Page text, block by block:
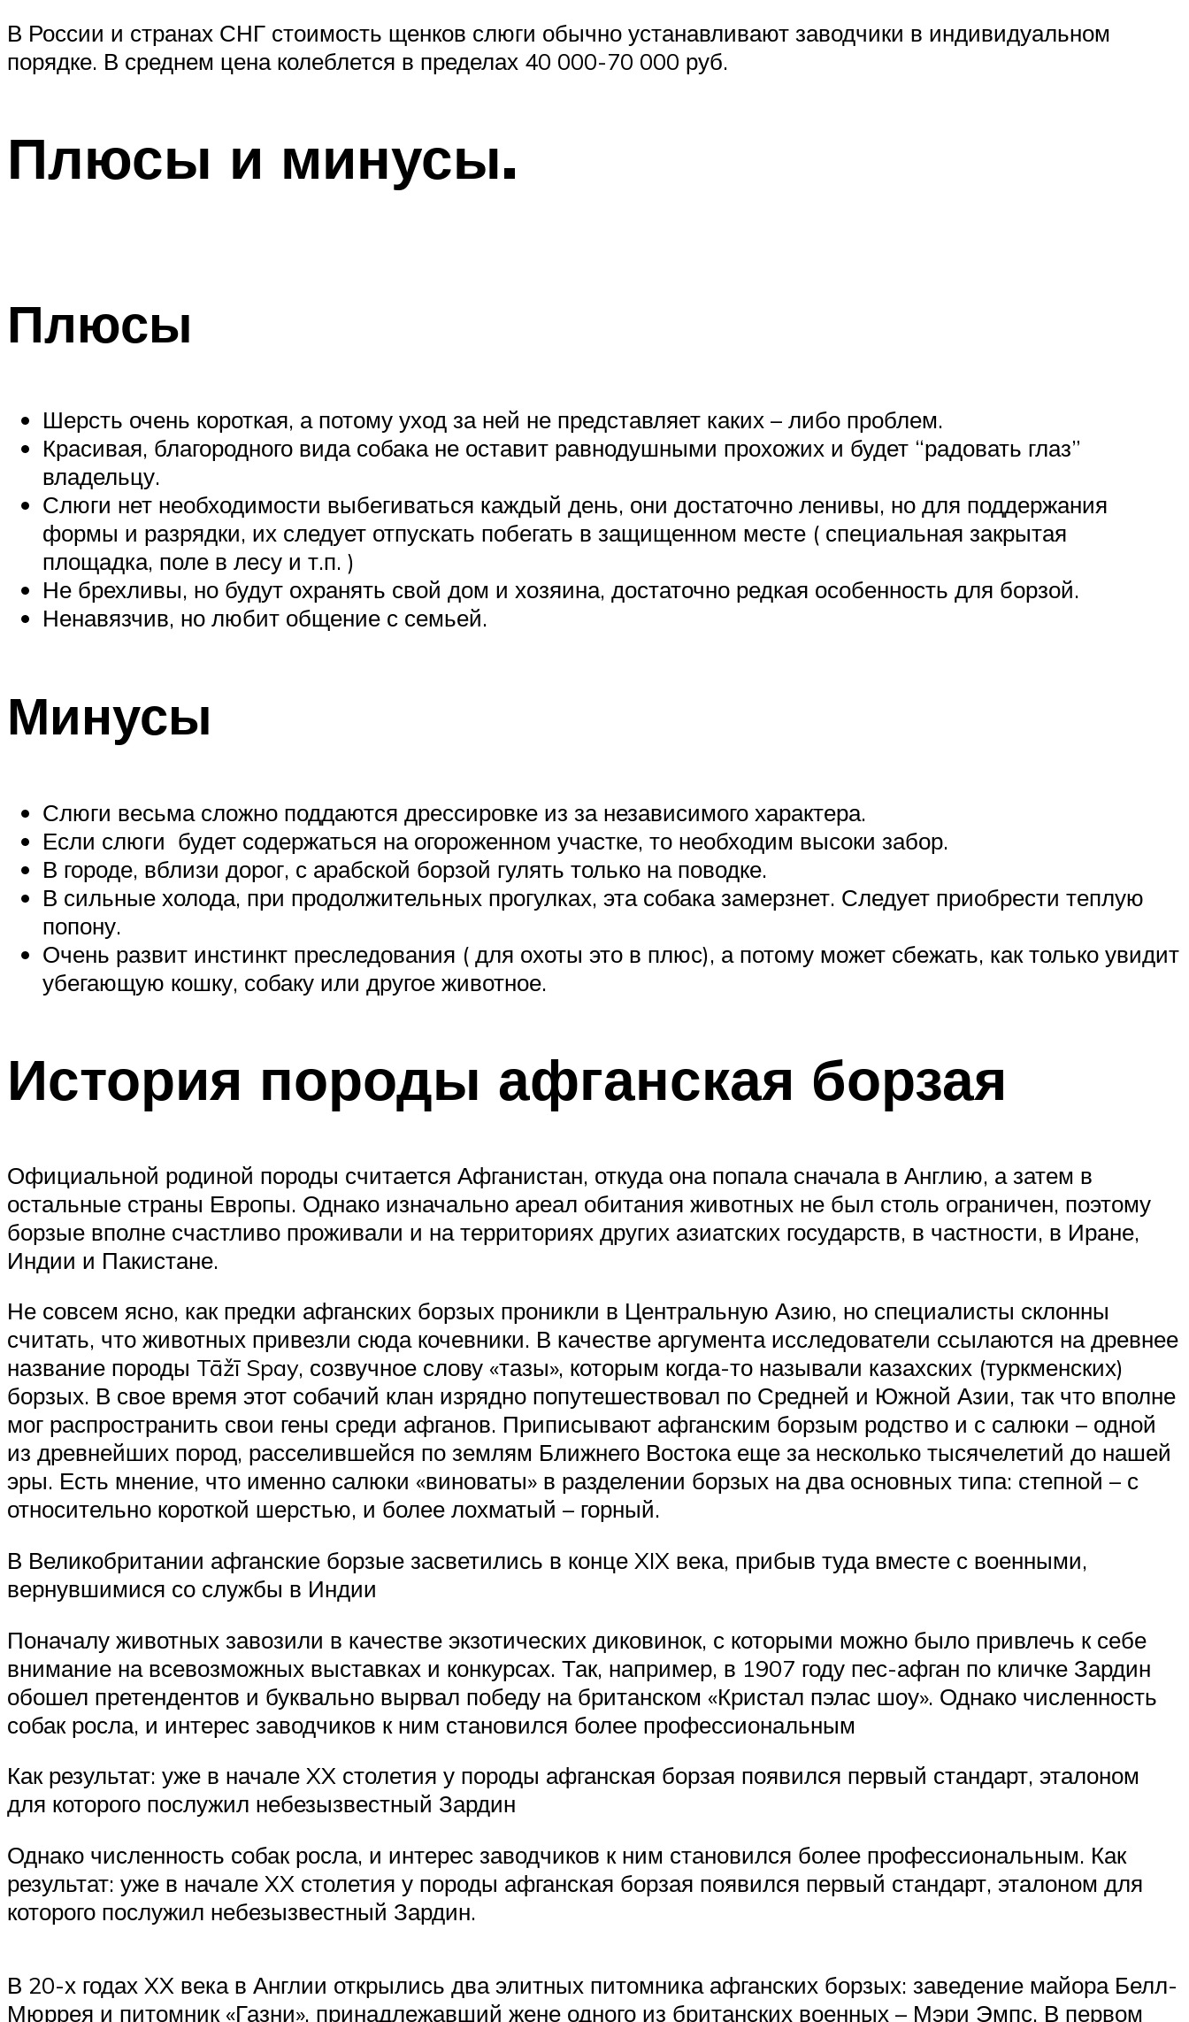
В России и странах СНГ стоимость щенков слюги обычно устанавливают заводчики в индивидуальном
порядке. В среднем цена колеблется в пределах 40 000-70 000 руб.
Плюсы и минусы.
Плюсы
Шерсть очень короткая, а потому уход за ней не представляет каких – либо проблем.
Красивая, благородного вида собака не оставит равнодушными прохожих и будет “радовать глаз”
владельцу.
Слюги нет необходимости выбегиваться каждый день, они достаточно ленивы, но для поддержания
формы и разрядки, их следует отпускать побегать в защищенном месте ( специальная закрытая
площадка, поле в лесу и т.п. )
Не брехливы, но будут охранять свой дом и хозяина, достаточно редкая особенность для борзой.
Ненавязчив, но любит общение с семьей.
Минусы
Слюги весьма сложно поддаются дрессировке из за независимого характера.
Если слюги будет содержаться на огороженном участке, то необходим высоки забор.
В городе, вблизи дорог, с арабской борзой гулять только на поводке.
В сильные холода, при продолжительных прогулках, эта собака замерзнет. Следует приобрести теплую
попону.
Очень развит инстинкт преследования ( для охоты это в плюс), а потому может сбежать, как только увидит
убегающую кошку, собаку или другое животное.
История породы афганская борзая
Официальной родиной породы считается Афганистан, откуда она попала сначала в Англию, а затем в
остальные страны Европы. Однако изначально ареал обитания животных не был столь ограничен, поэтому
борзые вполне счастливо проживали и на территориях других азиатских государств, в частности, в Иране,
Индии и Пакистане.
Не совсем ясно, как предки афганских борзых проникли в Центральную Азию, но специалисты склонны
считать, что животных привезли сюда кочевники. В качестве аргумента исследователи ссылаются на древнее
название породы Tāžī Spay, созвучное слову «тазы», которым когда-то называли казахских (туркменских)
борзых. В свое время этот собачий клан изрядно попутешествовал по Средней и Южной Азии, так что вполне
мог распространить свои гены среди афганов. Приписывают афганским борзым родство и с салюки – одной
из древнейших пород, расселившейся по землям Ближнего Востока еще за несколько тысячелетий до нашей
эры. Есть мнение, что именно салюки «виноваты» в разделении борзых на два основных типа: степной – с
относительно короткой шерстью, и более лохматый – горный.
В Великобритании афганские борзые засветились в конце XIX века, прибыв туда вместе с военными,
вернувшимися со службы в Индии
Поначалу животных завозили в качестве экзотических диковинок, с которыми можно было привлечь к себе
внимание на всевозможных выставках и конкурсах. Так, например, в 1907 году пес-афган по кличке Зардин
обошел претендентов и буквально вырвал победу на британском «Кристал пэлас шоу». Однако численность
собак росла, и интерес заводчиков к ним становился более профессиональным
Как результат: уже в начале XX столетия у породы афганская борзая появился первый стандарт, эталоном
для которого послужил небезызвестный Зардин
Однако численность собак росла, и интерес заводчиков к ним становился более профессиональным. Как
результат: уже в начале XX столетия у породы афганская борзая появился первый стандарт, эталоном для
которого послужил небезызвестный Зардин.
В 20-х годах XX века в Англии открылись два элитных питомника афганских борзых: заведение майора Белл-
Мюррея и питомник «Газни», принадлежавший жене одного из британских военных – Мэри Эмпс. В первом